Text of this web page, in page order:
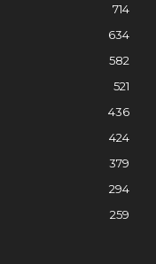
714
634
582
521
436
424
379
294
259